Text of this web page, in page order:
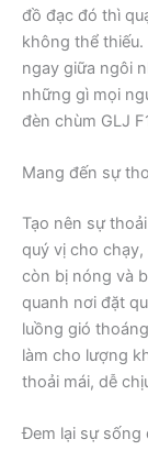
đồ đạc đó thì
không thể
ngay giữa ngôi
những gì mọi
đèn chùm GLJ
Mang đến sự
Tạo nên sự
quý vị cho
còn bị nóng và
quanh nơi đặt
luồng gió
làm cho lượng
thoải mái, dễ
Đem lại sự